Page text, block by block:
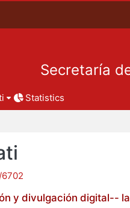
Secretaría
Statistics
y divulgación digital--